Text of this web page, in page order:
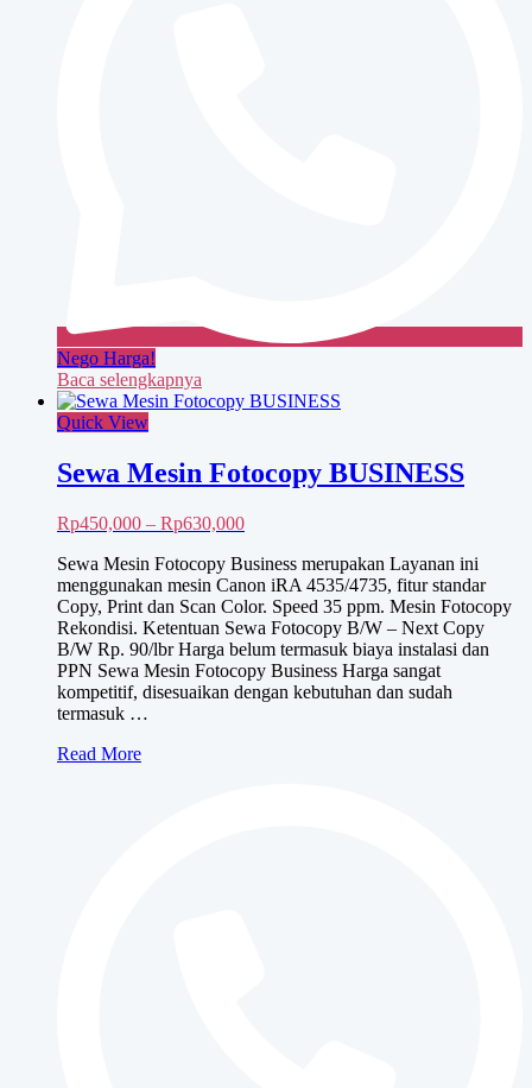
Nego Harga!
Baca selengkapnya
Quick View
Sewa Mesin Fotocopy BUSINESS
Rp450,000 – Rp630,000Rentang
Rp450,000
hingga
Rp630,000
Sewa Mesin Fotocopy Business merupakan Layanan ini
menggunakan mesin Canon iRA 4535/4735, fitur standar
Copy, Print dan Scan Color. Speed 35 ppm. Mesin Fotocopy
Rekondisi. Ketentuan Sewa Fotocopy B/W – Next Copy
B/W Rp. 90/lbr Harga belum termasuk biaya instalasi dan
PPN Sewa Mesin Fotocopy Business Harga sangat
kompetitif, disesuaikan dengan kebutuhan dan sudah
termasuk …
Sewa
Read More